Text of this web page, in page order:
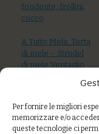
Per fornire le migliori
memorizzare e/o
queste tecnologie ci
fondente, frollini,
cocco
A Tutto Mela: Torta
di mele – Strudel
di mele Ventaglio
cannella